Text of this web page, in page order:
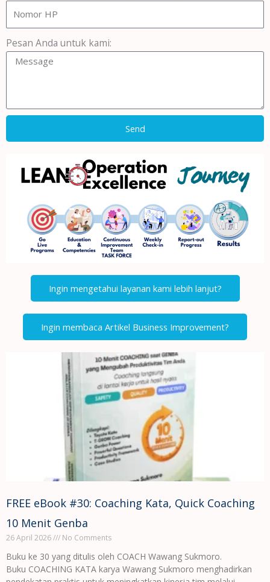
Pesan Anda untuk kami:
Send
Ingin mengetahui layanan kami lebih lanjut?
Ingin membaca Artikel Business Improvement?
FREE eBook #30: Coaching Kata, Quick Coaching
10 Menit Genba
26 April 2026 No Comments
Buku ke 30 yang ditulis oleh COACH Wawang Sukmoro.
Buku COACHING KATA karya Wawang Sukmoro menghadirkan